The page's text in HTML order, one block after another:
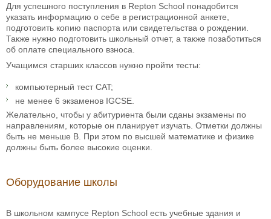
Для успешного поступления в Repton School понадобится
указать информацию о себе в регистрационной анкете,
подготовить копию паспорта или свидетельства о рождении.
Также нужно подготовить школьный отчет, а также позаботиться
об оплате специального взноса.
Учащимся старших классов нужно пройти тесты:
компьютерный тест CAT;
не менее 6 экзаменов IGCSE.
Желательно, чтобы у абитуриента были сданы экзамены по
направлениям, которые он планирует изучать. Отметки должны
быть не меньше B. При этом по высшей математике и физике
должны быть более высокие оценки.
Оборудование школы
В школьном кампусе Repton School есть учебные здания и